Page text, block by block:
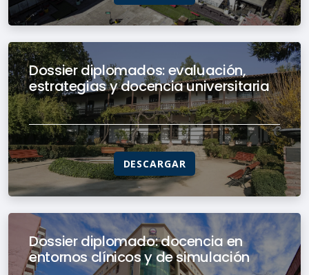
Dossier diplomados: evaluación,
estrategias y docencia universitaria
DESCARGAR
Dossier diplomado: docencia en
entornos clínicos y de simulación